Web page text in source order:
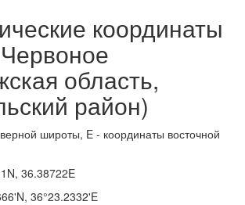
координаты
область,
район)
широты, E - координаты восточной
36.38722E
36°23.2332'E